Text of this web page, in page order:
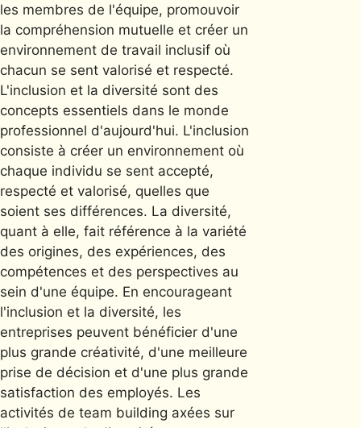
les membres de l'équipe, promouvoir
la compréhension mutuelle et créer un
environnement de travail inclusif où
chacun se sent valorisé et respecté.
L'inclusion et la diversité sont des
concepts essentiels dans le monde
professionnel d'aujourd'hui. L'inclusion
consiste à créer un environnement où
chaque individu se sent accepté,
respecté et valorisé, quelles que
soient ses différences. La diversité,
quant à elle, fait référence à la variété
des origines, des expériences, des
compétences et des perspectives au
sein d'une équipe. En encourageant
l'inclusion et la diversité, les
entreprises peuvent bénéficier d'une
plus grande créativité, d'une meilleure
prise de décision et d'une plus grande
satisfaction des employés. Les
activités de team building axées sur